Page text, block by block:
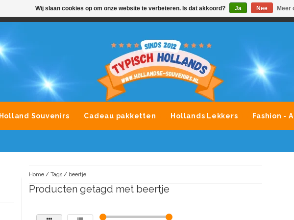
AVONDLEVERING MOGELIJK ALLE MERKEN SOUVENIRS
Holland Souvenirs Cadeau pakketten Hollands Lekkers Fashion -
Home/ Tags/ beertje
Producten getagd met beertje
Wij slaan cookies op om onze website te verbeteren. Is dat akkoord? Ja Nee Meer